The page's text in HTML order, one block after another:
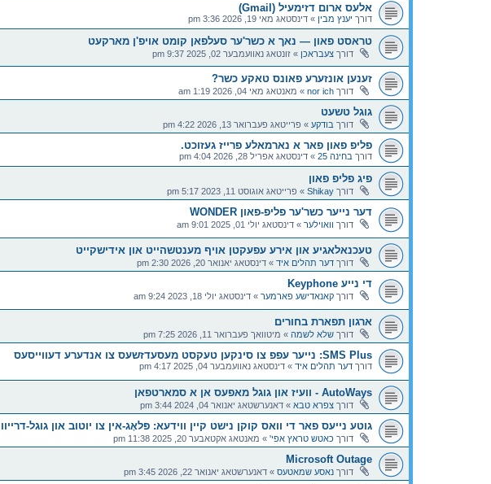
אלעס ארום דזימעיל (Gmail)
דורך יענץ מבין » דינסטאג מאי 19, 2026 3:36 pm
טראסט פאון — נאך א כשר'ער סעלפאן קומט אויפ'ן מארקעט
דורך צעבראכן » זונטאג נאוועמבער 02, 2025 9:37 pm
זענען אונזערע פאונס טאקע כשר?
דורך nor ich
» מאנטאג מאי 04, 2026 1:19 am
גוגל טשעט
דורך בודקע » פרייטאג פעברואר 13, 2026 4:22 pm
פליפ פאון פאר א נארמאלע פרייז געזוכט.
דורך בחינה 25 » דינסטאג אפריל 28, 2026 4:04 pm
פיג פליפ פאון
דורך Shikay
» פרייטאג אוגוסט 11, 2023 5:17 pm
דער נייער כשר'ער פליפ-פאון WONDER
דורך וואוילער » דינסטאג יולי 01, 2025 9:01 am
טעכנאלאגיע און אירע עפעקטן אויף מענטשהייט און אידישקייט
דורך דער תהלים איד » דינסטאג יאנואר 20, 2026 2:30 pm
די נייע Keyphone
דורך קאנאדישע פארמער » דינסטאג יולי 18, 2023 9:24 am
ארגון תפארת בחורים
דורך שלא לשמה » מיטוואך פעברואר 11, 2026 7:25 pm
SMS Plus: נייער עפפ צו סינקען טעקסט מעסעדזשעס צו אנדערע דעווייסעס
דורך דער תהלים איד » דינסטאג נאוועמבער 04, 2025 4:17 pm
AutoWays - וועיז און גוגל מאפעס אן א סמארטפאן
דורך צפרא טבא » דאנערשטאג יאנואר 04, 2024 3:44 pm
גוטע נייעס פאר די וואס קוקן נישט קיין ווידעא: פּלאָג-אין צו יוטוב און גוגל-דרייוו
דורך כאטש טראץ אפי' » מאנטאג אקטאבער 20, 2025 11:38 pm
Microsoft Outage
דורך נאסע שמאטעס » דאנערשטאג יאנואר 22, 2026 3:45 pm